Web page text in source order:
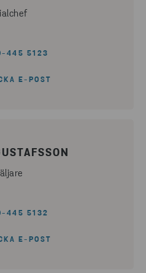
445 5123
E-POST
445 5132
E-POST